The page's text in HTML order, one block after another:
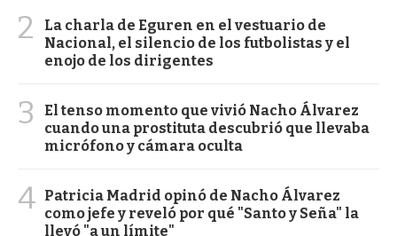
2
La charla de Eguren en el vestuario de
Nacional, el silencio de los futbolistas y el
enojo de los dirigentes
3
El tenso momento que vivió Nacho Álvarez
cuando una prostituta descubrió que llevaba
micrófono y cámara oculta
4 Patricia Madrid opinó de Nacho Álvarez
como jefe y reveló por qué "Santo y Seña" la
llevó "a un límite"